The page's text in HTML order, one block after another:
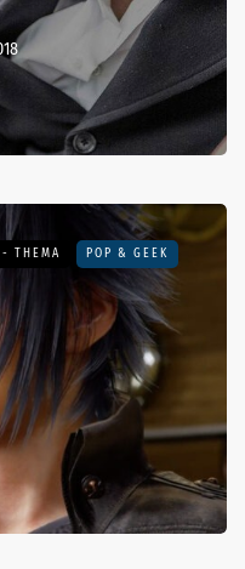
- THEMA POP & GEEK